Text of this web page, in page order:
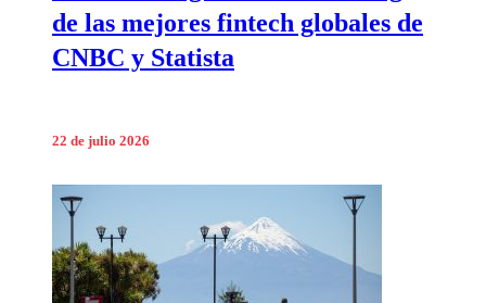
de las mejores fintech globales de
CNBC y Statista
22 de julio 2026